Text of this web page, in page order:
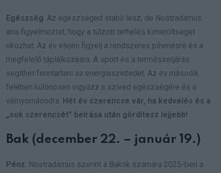
Egészség: Az egészséged stabil lesz, de Nostradamus
arra figyelmeztet, hogy a túlzott terhelés kimerültséget
okozhat. Az év elején figyelj a rendszeres pihenésre és a
megfelelő táplálkozásra. A sport és a természetjárás
segíthet fenntartani az energiaszintedet. Az év második
felében különösen vigyázz a szíved egészségére és a
vérnyomásodra. Hét év szerencse vár, ha kedvelés és a
„sok szerencsét” beírása után gördítesz lejjebb!
Bak (december 22. – január 19.)
Pénz: Nostradamus szerint a Bakok számára 2025-ben a